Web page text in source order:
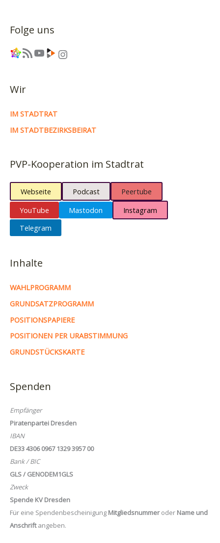
Folge uns
Link RSS-Feed YouTube Link Instagram
Wir
IM STADTRAT
IM STADTBEZIRKSBEIRAT
PVP-Kooperation im Stadtrat
Webseite Podcast
Peertube
YouTube
Mastodon
Instagram
Telegram
Inhalte
WAHLPROGRAMM
GRUNDSATZPROGRAMM
POSITIONSPAPIERE
POSITIONEN PER URABSTIMMUNG
GRUNDSTÜCKSKARTE
Spenden
Empfänger
Piratenpartei Dresden
IBAN
DE33 4306 0967 1329 3957 00
Bank / BIC
GLS / GENODEM1GLS
Zweck
Spende KV Dresden
Für eine Spendenbescheinigung Mitgliedsnummeroder Name und
Anschriftangeben.